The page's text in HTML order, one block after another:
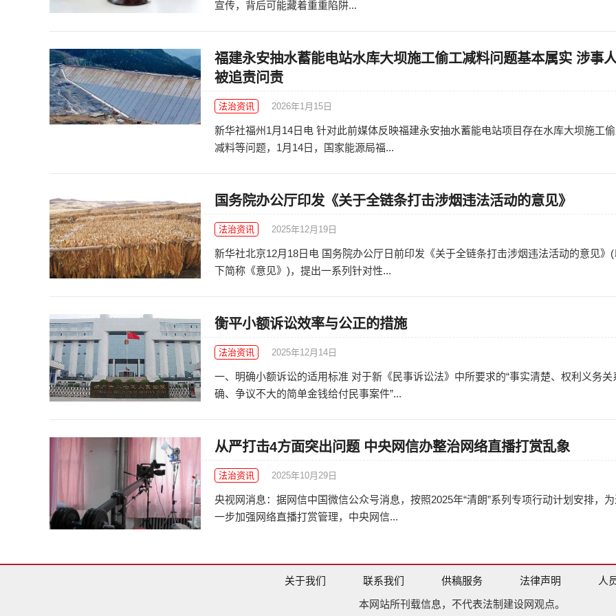
宣传，背后可能藏着重重陷阱...
福建永安抽水蓄能电站水库大坝施工偷工减料问题基本属实 涉事
被追责问责
法治资讯 2026年1月15日
新华社福州1月14日电 针对此前媒体反映福建永安抽水蓄能电站项目存在水库大坝施工
减料等问题，1月14日，国家能源局福...
国务院办公厅印发《关于全链条打击涉烟违法活动的意见》
法治资讯 2025年12月19日
新华社北京12月18日电 国务院办公厅日前印发《关于全链条打击涉烟违法活动的意见》(
下简称《意见》)，提出一系列针对性...
衡平小额诉讼效率与公正的措施
法治资讯 2025年12月14日
一、明确小额诉讼的适用标准 对于新《民事诉讼法》中所要求的“事实清楚、权利义务关
确、争议不大的简单金钱给付民事案件”...
从严打击4方面突出问题 中央网信办整治网络直播打赏乱象
法治资讯 2025年10月29日
央视网消息：据网信中国微信公众号消息，按照2025年“清朗”系列专项行动计划安排，
一步加强网络直播打赏管理，中央网信...
关于我们 联系我们 供稿服务 法律声明
人
本网站所刊载信息，不代表法制建设网观点。